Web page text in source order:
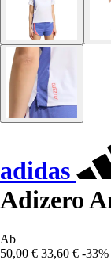
adidas
Adizero
Ab
50,00 € 33,60 € -33%